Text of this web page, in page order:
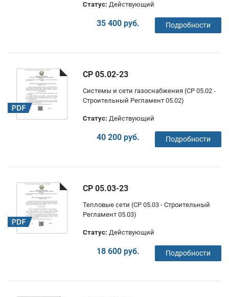
Статус: Действующий
35 400 руб. Подробности
СР 05.02-23
Системы и сети газоснабжения (СР 05.02 -
Строительный Регламент 05.02)
Статус: Действующий
40 200 руб. Подробности
СР 05.03-23
Тепловые сети (СР 05.03 - Строительный
Регламент 05.03)
Статус: Действующий
18 600 руб. Подробности